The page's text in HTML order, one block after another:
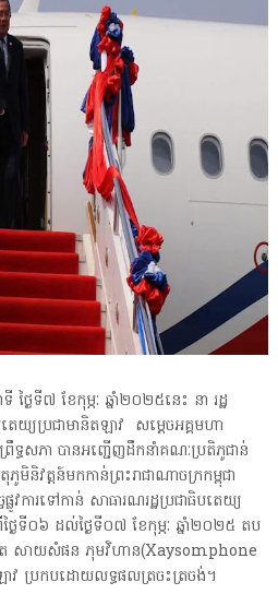
ទី៧ ខែកុម្ភៈ ឆ្នាំ២០២៥នេះ នា រដ្ឋ
េយ្យប្រជាមានិតឡាវ សម្តេចអគ្គមហា
ធសភា បានអញ្ជើញដឹកនាំគណៈប្រតិភូជាន់
ភូមិនិវត្តន៍មកកាន់ព្រះរាជាណាចក្រកម្ពុជា
ការទៅកាន់ សាធារណរដ្ឋប្រជាធិបតេយ្យ
ងៃទី០៦ ដល់ថ្ងៃទី០៧ ខែកុម្ភៈ ឆ្នាំ២០២៥ តប
ត សាយសំផន ភុមវិហាន(Xaysomphone
វ ប្រកបដោយលទ្ធផលត្រចះត្រចង់។